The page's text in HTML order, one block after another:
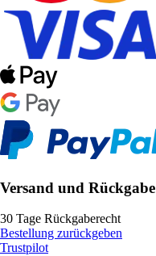
Versand und Rückgabe
30 Tage Rückgaberecht
Bestellung zurückgeben
Trustpilot